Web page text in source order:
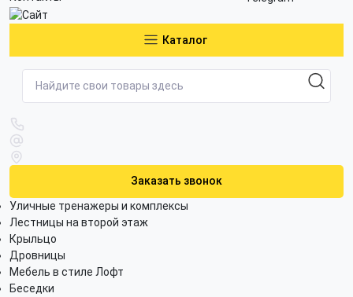
Каталог
Заказать звонок
Уличные тренажеры и комплексы
Лестницы на второй этаж
Крыльцо
Дровницы
Мебель в стиле Лофт
Беседки